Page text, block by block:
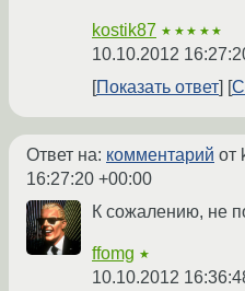
kostik87 ★★★★★
10.10.2012
Показать ответ
Ответ на: комментарий от
16:27:20 +00:00
К сожалению, не
ffomg ★
10.10.2012